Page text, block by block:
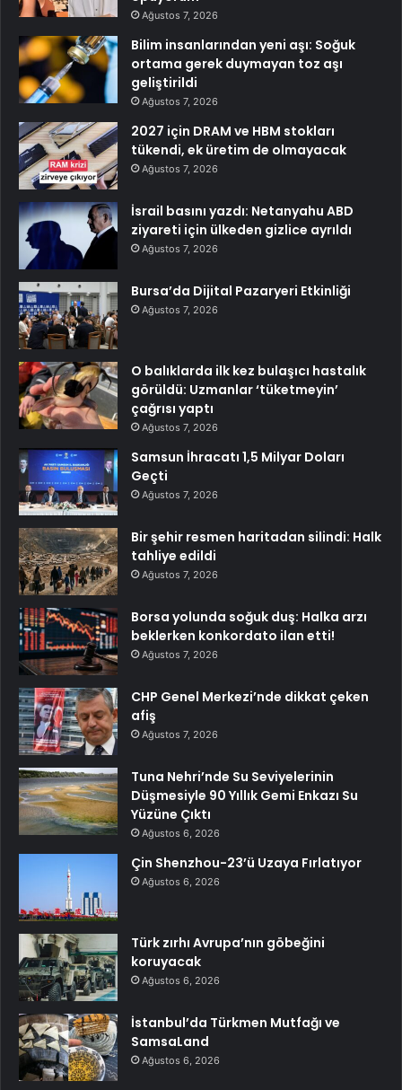
Ağustos 7, 2026
Bilim insanlarından yeni aşı: Soğuk
ortama gerek duymayan toz aşı
geliştirildi
Ağustos 7, 2026
2027 için DRAM ve HBM stokları
tükendi, ek üretim de olmayacak
Ağustos 7, 2026
İsrail basını yazdı: Netanyahu ABD
ziyareti için ülkeden gizlice ayrıldı
Ağustos 7, 2026
Bursa’da Dijital Pazaryeri Etkinliği
Ağustos 7, 2026
O balıklarda ilk kez bulaşıcı hastalık
görüldü: Uzmanlar ‘tüketmeyin’
çağrısı yaptı
Ağustos 7, 2026
Samsun İhracatı 1,5 Milyar Doları
Geçti
Ağustos 7, 2026
Bir şehir resmen haritadan silindi: Halk
tahliye edildi
Ağustos 7, 2026
Borsa yolunda soğuk duş: Halka arzı
beklerken konkordato ilan etti!
Ağustos 7, 2026
CHP Genel Merkezi’nde dikkat çeken
afiş
Ağustos 7, 2026
Tuna Nehri’nde Su Seviyelerinin
Düşmesiyle 90 Yıllık Gemi Enkazı Su
Yüzüne Çıktı
Ağustos 6, 2026
Çin Shenzhou-23’ü Uzaya Fırlatıyor
Ağustos 6, 2026
Türk zırhı Avrupa’nın göbeğini
koruyacak
Ağustos 6, 2026
İstanbul’da Türkmen Mutfağı ve
SamsaLand
Ağustos 6, 2026